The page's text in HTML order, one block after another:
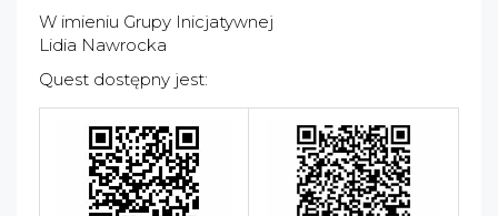
W imieniu Grupy Inicjatywnej
Lidia Nawrocka
Quest dostępny jest: